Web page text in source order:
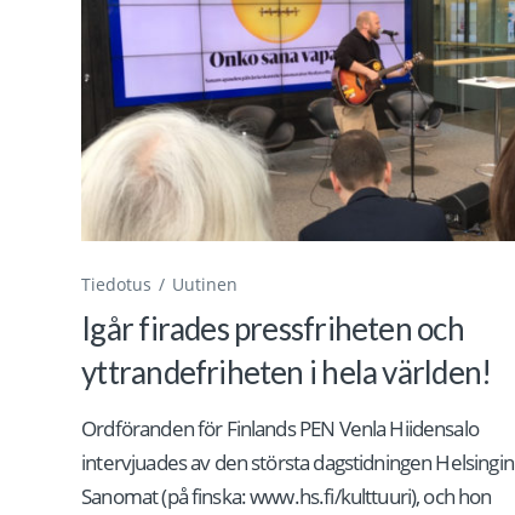
Tiedotus Uutinen
Igår firades pressfriheten och
yttrandefriheten i hela världen!
Ordföranden för Finlands PEN Venla Hiidensalo
intervjuades av den största dagstidningen Helsingin
Sanomat (på finska: www.hs.fi/kulttuuri), och hon